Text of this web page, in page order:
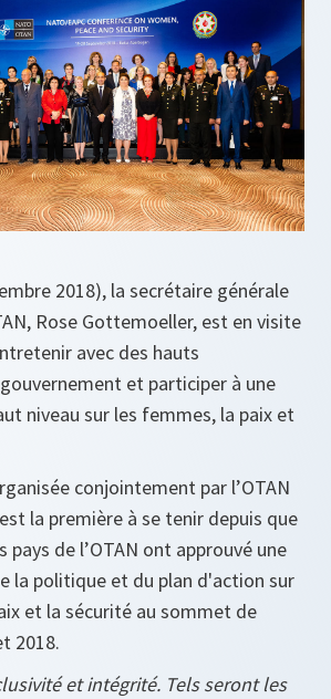
2018), la secrétaire générale
Rose Gottemoeller, est en visite
avec des hauts
et participer à une
niveau sur les femmes, la paix et
conjointement par l’OTAN
la première à se tenir depuis que
pays de l’OTAN ont approuvé une
la politique et du plan d'action sur
et la sécurité au sommet de
2018.
et intégrité. Tels seront les